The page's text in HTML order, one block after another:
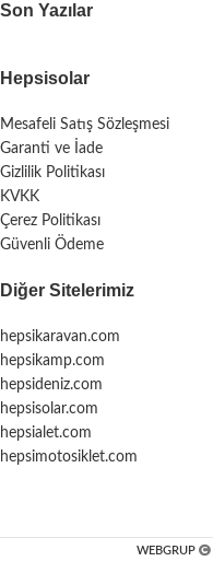
Son Yazılar
Hepsisolar
Mesafeli Satış Sözleşmesi
Garanti ve İade
Gizlilik Politikası
KVKK
Çerez Politikası
Güvenli Ödeme
Diğer Sitelerimiz
hepsikaravan.com
hepsikamp.com
hepsideniz.com
hepsisolar.com
hepsialet.com
hepsimotosiklet.com
WEBGRUP